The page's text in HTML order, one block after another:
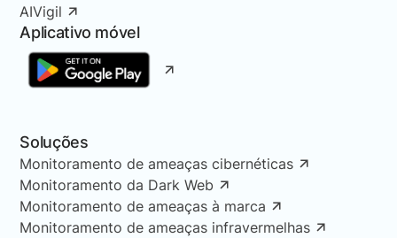
AIVigil
Aplicativo móvel
Soluções
Monitoramento de ameaças cibernéticas
Monitoramento da Dark Web
Monitoramento de ameaças à marca
Monitoramento de ameaças infravermelhas